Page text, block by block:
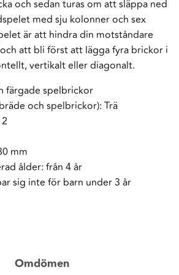
och sedan turas om att släppa ned
med sju kolonner och sex
är att hindra din motståndare
att bli först att lägga fyra brickor i
vertikalt eller diagonalt.
färgade spelbrickor
och spelbrickor): Trä
mm
ålder: från 4 år
sig inte för barn under 3 år
Omdömen